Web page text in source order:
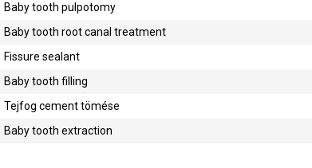
Baby tooth pulpotomy
Baby tooth root canal treatment
Fissure sealant
Baby tooth filling
Tejfog cement tömése
Baby tooth extraction